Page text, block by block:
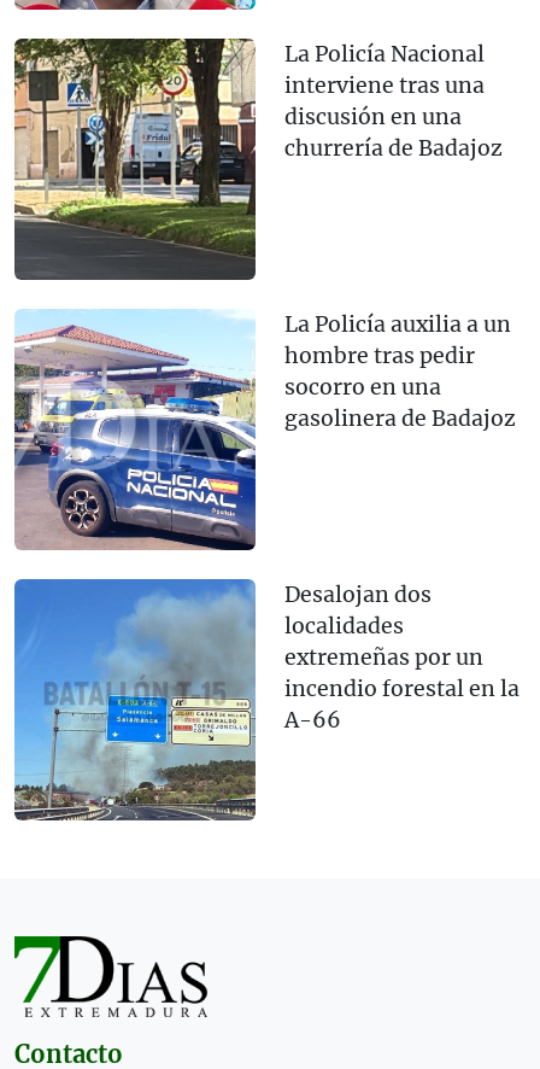
La Policía Nacional
interviene tras una
discusión en una
churrería de Badajoz
La Policía auxilia a un
hombre tras pedir
socorro en una
gasolinera de Badajoz
Desalojan dos
localidades
extremeñas por un
incendio forestal en la
A-66
Contacto